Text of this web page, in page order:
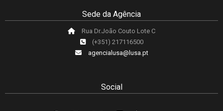
Sede da Agência
Rua Dr.João Couto Lote C
(+351) 217116500
agencialusa@lusa.pt
Social